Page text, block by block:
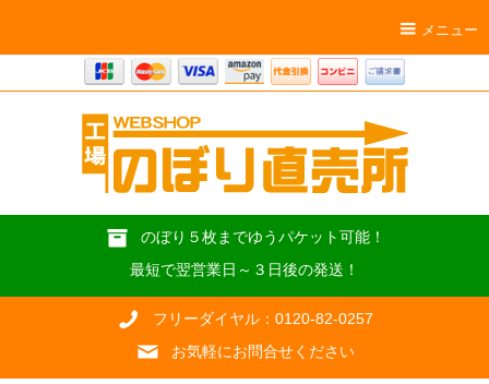
メニュー
のぼり５枚までゆうパケット可能！
最短で翌営業日～３日後の発送！
フリーダイヤル：0120-82-0257
お気軽にお問合せください